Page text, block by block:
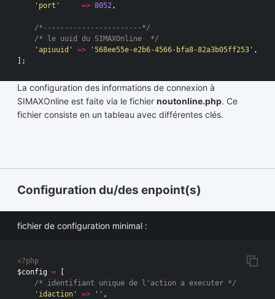
'port' => 8052,
/*-----------------------*/
/* le uuid du SIMAXOnline  */
'apiuuid'
=> '568ee55e-e2b6-4566-bfa8-82a3b05ff253' ,
];
La configuration des informations de connexion à
SIMAXOnline est faite via le fichier noutonline.php. Ce
fichier consiste en un tableau avec différentes clés.
Configuration du/des enpoint(s)
fichier de configuration minimal :
<?php
$config =
/* identifiant unique de l'action a executer */
'idaction'
=> '' ,